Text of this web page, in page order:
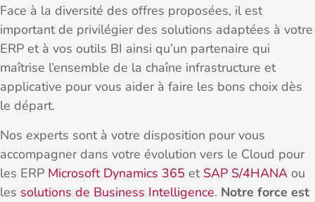
Face à la diversité des offres proposées, il est
important de privilégier des solutions adaptées à votre
ERP et à vos outils BI ainsi qu’un partenaire qui
maîtrise l’ensemble de la chaîne infrastructure et
applicative pour vous aider à faire les bons choix dès
le départ.
Nos experts sont à votre disposition pour vous
accompagner dans votre évolution vers le Cloud pour
les ERP Microsoft Dynamics 365 et SAP S/4HANA ou
les solutions de Business Intelligence. Notre force est